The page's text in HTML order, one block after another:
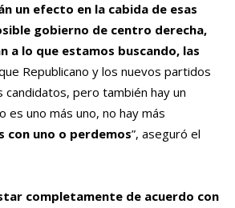
un efecto en la cabida de esas
gobierno de centro derecha,
a lo que estamos buscando, las
Republicano y los nuevos partidos
candidatos, pero también hay un
es uno más uno, no hay más
con uno o perdemos”, aseguró el
completamente de acuerdo con